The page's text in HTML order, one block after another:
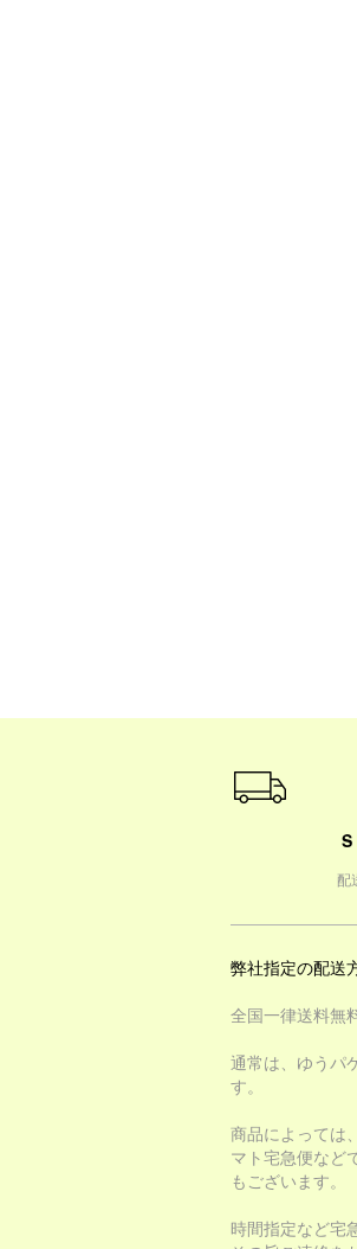
ショッピン
配
弊社指定の配送
全国一律送料無
通常は、ゆうパ
す。
商品によっては
マト宅急便など
もございます。
時間指定など宅